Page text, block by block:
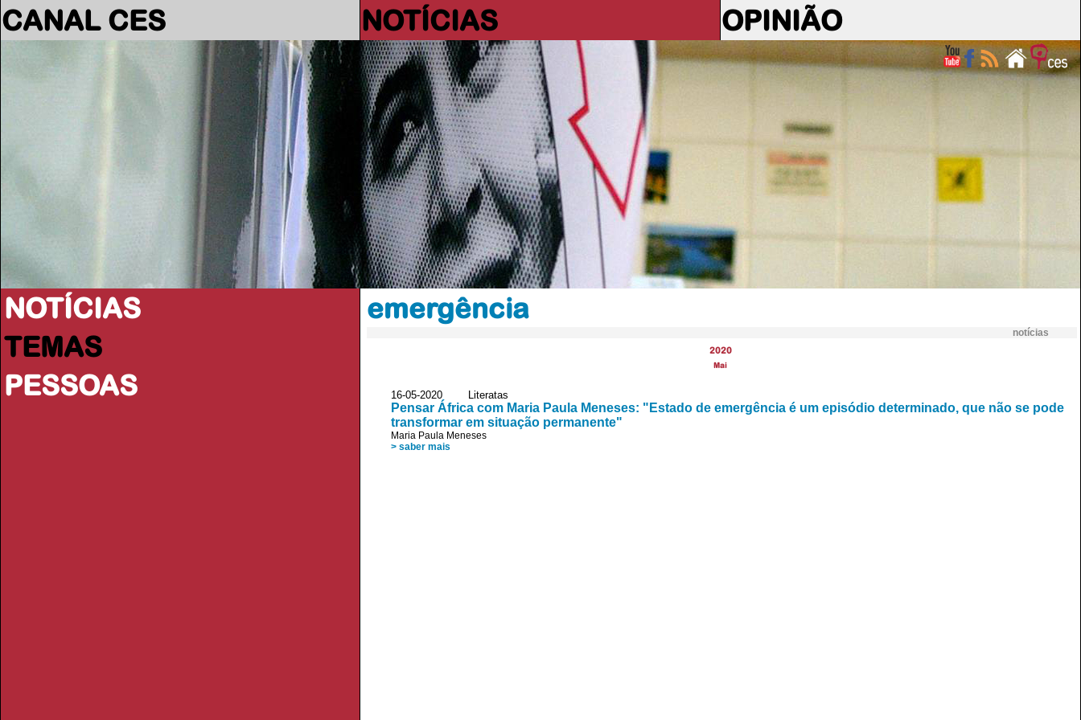
CANAL CES NOTÍCIAS OPINIÃO
NOTÍCIAS
TEMAS
PESSOAS
emergência
notícias
2020
Mai
16-05-2020 Literatas
Pensar África com Maria Paula Meneses: "Estado de emergência é um episódio determinado, que não se pode
transformar em situação permanente"
Maria Paula Meneses
> saber mais